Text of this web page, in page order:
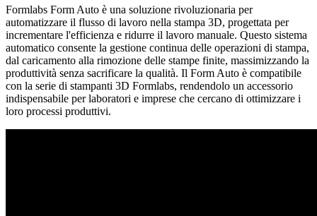
Formlabs Form Auto è una soluzione rivoluzionaria per
automatizzare il flusso di lavoro nella stampa 3D, progettata per
incrementare l'efficienza e ridurre il lavoro manuale. Questo sistema
automatico consente la gestione continua delle operazioni di stampa,
dal caricamento alla rimozione delle stampe finite, massimizzando la
produttività senza sacrificare la qualità. Il Form Auto è compatibile
con la serie di stampanti 3D Formlabs, rendendolo un accessorio
indispensabile per laboratori e imprese che cercano di ottimizzare i
loro processi produttivi.